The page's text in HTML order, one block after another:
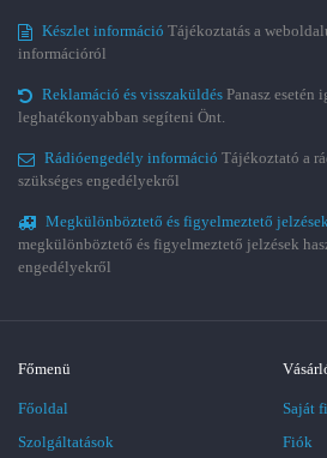
Készlet információ Tájékoztatás a
információról
Reklamáció és visszaküldés Panasz esetén
leghatékonyabban segíteni Önt.
Rádióengedély információ Tájékoztató a
szükséges engedélyekről
Megkülönböztető és figyelmeztető
megkülönböztető és figyelmeztető jelzések
engedélyekről
Főmenü
Főoldal
Szolgáltatások
Saját
Fiók